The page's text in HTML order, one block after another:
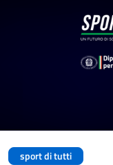
sport di tutti